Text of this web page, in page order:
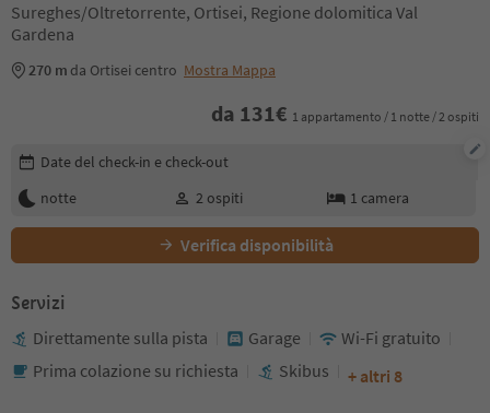
Sureghes/Oltretorrente, Ortisei, Regione dolomitica Val
Gardena
270 m da Ortisei centro Mostra Mappa
da 131€ 1 appartamento / 1 notte / 2 ospiti
Modifica i dettagli della prenotazione
Date del check-in e check-out
notte
2 ospiti 1 camera
Verifica disponibilità
Servizi
Direttamente sulla pista Garage
Wi-Fi gratuito
Prima colazione su richiesta
Skibus + altri 8